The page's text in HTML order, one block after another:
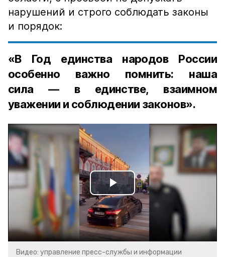
нарушений и строго соблюдать законы
и порядок:
«В Год единства народов России
особенно важно помнить: наша
сила — в единстве, взаимном
уважении и соблюдении законов».
Play
Video
Видео: управление пресс-службы и информации